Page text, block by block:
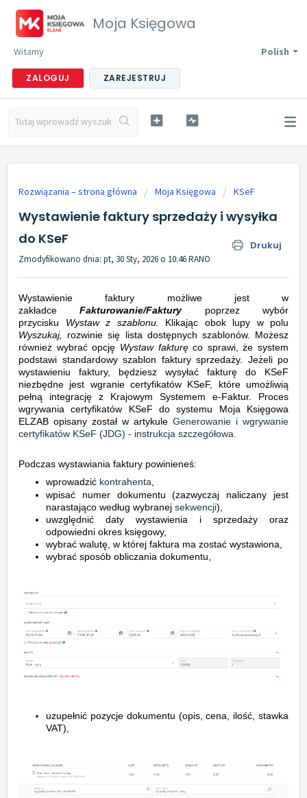
Moja Księgowa
Polish
Witamy
ZALOGUJ ZAREJESTRUJ
Rozwiązania – strona główna Moja Księgowa KSeF
Wystawienie faktury sprzedaży i wysyłka
do KSeF
Drukuj
Zmodyfikowano dnia: pt, 30 Sty, 2026 o 10:46 RANO
Wystawienie faktury możliwe jest w
zakładce
Fakturowanie/Faktury poprzez
wybór
przycisku Wystaw z szablonu. Klikając obok lupy w polu
Wyszukaj, rozwinie się lista dostępnych szablonów. Możesz
również wybrać opcję Wystaw fakturęco sprawi, że system
podstawi standardowy szablon faktury sprzedaży. Jeżeli po
wystawieniu faktury, będziesz wysyłać fakturę do KSeF
niezbędne jest wgranie certyfikatów KSeF, które umożliwią
pełną integrację z Krajowym Systemem e-Faktur. Proces
wgrywania certyfikatów KSeF do systemu Moja Księgowa
ELZAB opisany został w artykule Generowanie i wgrywanie
certyfikatów KSeF (JDG) - instrukcja szczegółowa.
Podczas wystawiania faktury powinieneś:
wprowadzić kontrahenta,
wpisać numer dokumentu (zazwyczaj naliczany jest
narastająco według wybranej sekwencji),
uwzględnić daty wystawienia i sprzedaży oraz
odpowiedni okres księgowy,
wybrać walutę, w której faktura ma zostać wystawiona,
wybrać sposób obliczania dokumentu,
uzupełnić pozycje dokumentu (opis, cena, ilość, stawka
VAT),